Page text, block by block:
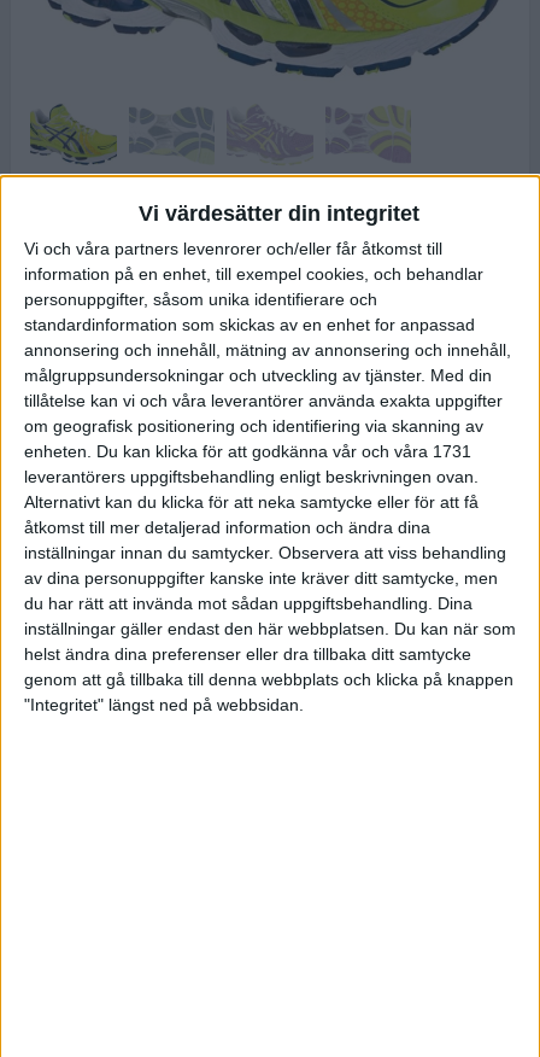
Vi värdesätter din integritet
Vi och våra partners levenrorer och/eller får åtkomst till
information på en enhet, till exempel cookies, och behandlar
personuppgifter, såsom unika identifierare och
standardinformation som skickas av en enhet for anpassad
annonsering och innehåll, mätning av annonsering och innehåll,
målgruppsundersokningar och utveckling av tjänster. Med din
tillåtelse kan vi och våra leverantörer använda exakta uppgifter
om geografisk positionering och identifiering via skanning av
enheten. Du kan klicka för att godkänna vår och våra 1731
leverantörers uppgiftsbehandling enligt beskrivningen ovan.
Alternativt kan du klicka för att neka samtycke eller för att få
åtkomst till mer detaljerad information och ändra dina
inställningar innan du samtycker. Observera att viss behandling
av dina personuppgifter kanske inte kräver ditt samtycke, men
du har rätt att invända mot sådan uppgiftsbehandling. Dina
inställningar gäller endast den här webbplatsen. Du kan när som
helst ändra dina preferenser eller dra tillbaka ditt samtycke
genom att gå tillbaka till denna webbplats och klicka på knappen
"Integritet" längst ned på webbsidan.
Asics Nimbus 13
9/10
En av marknadens bäst dämpade sko
för neutralt löpsteg. För att vara en
neutral sko så har den ändå väldigt bra
grundstabilitet. Passformen är som
tidigare bra. Hälgreppet och hälkappan
är förbättrat mot tidigare versioner.
Modellen fick extremt bra betyg i löpkänsla och dämpning och
en av löparna sprang ett ultramaraton 195 km utan problem.
Fakta:
Pris: 1900 kr
Vikt (herr): 325 g (US9)
Vikt (dam): 270 g (US 7)
UTRUSTNING